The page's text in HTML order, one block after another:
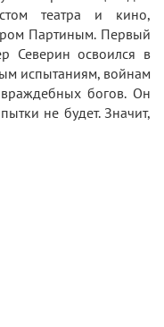
театра и кино,
Партиным. Первый
Северин освоился в
испытаниям, войнам
богов. Он
не будет. Значит,